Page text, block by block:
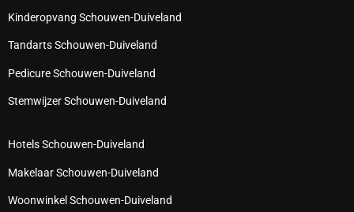
Kinderopvang Schouwen-Duiveland
Tandarts Schouwen-Duiveland
Pedicure Schouwen-Duiveland
Stemwijzer Schouwen-Duiveland
Hotels Schouwen-Duiveland
Makelaar Schouwen-Duiveland
Woonwinkel Schouwen-Duiveland